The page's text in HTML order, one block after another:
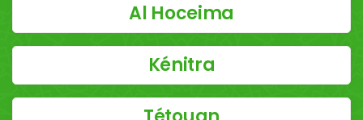
Al Hoceima
Kénitra